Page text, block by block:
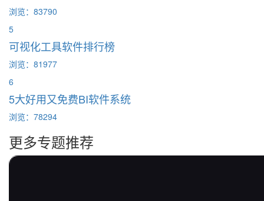
浏览：83790
5
可视化工具软件排行榜
浏览：81977
6
5大好用又免费BI软件系统
浏览：78294
更多专题推荐